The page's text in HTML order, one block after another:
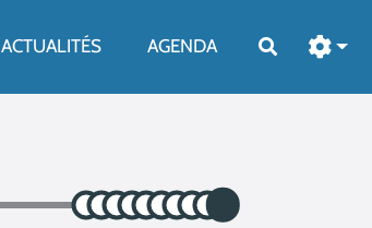
ACTUALITÉS AGENDA Rechercher